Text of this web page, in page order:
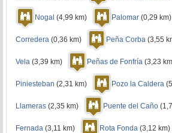
Nogal (4,99 km) Palomar (0,29 km)
Corredera (0,36 km) Peña Corba (3,55
Vela (3,39 km) Peñas de Fonfría (3,23
Piniesteban (2,31 km) Pozo la Caldera
Llameras (2,35 km) Puente del Caño
Fernada (3,11 km) Rota Fonda (3,12 km)